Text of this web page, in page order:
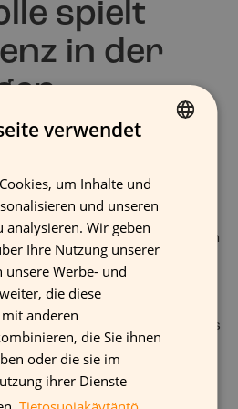
spielt
in der
wenn es darum geht, das
in nachhaltige Modewerbung
wissen, dass die von ihnen
umweltfreundliche
ehrliche Kommunikation
eines Unternehmens
stärken und die
erhöhen.
GERMAN
ENGLISH
verwendet
um Inhalte und
und unseren
analysieren. Wir geben
Ihre Nutzung unserer
unsere Werbe- und
die diese
anderen
die Sie ihnen
oder die sie im
ihrer Dienste